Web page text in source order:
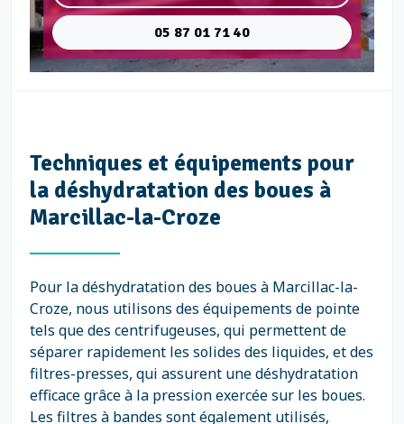
05 87 01 71 40
Techniques et équipements pour
la déshydratation des boues à
Marcillac-la-Croze
Pour la déshydratation des boues à Marcillac-la-
Croze, nous utilisons des équipements de pointe
tels que des centrifugeuses, qui permettent de
séparer rapidement les solides des liquides, et des
filtres-presses, qui assurent une déshydratation
efficace grâce à la pression exercée sur les boues.
Les filtres à bandes sont également utilisés,